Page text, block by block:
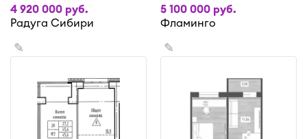
4 920 000 руб.
Радуга Сибири
5 100 000 руб.
Фламинго
✎ ✎